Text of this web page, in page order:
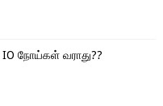
நோய்கள் வராது??